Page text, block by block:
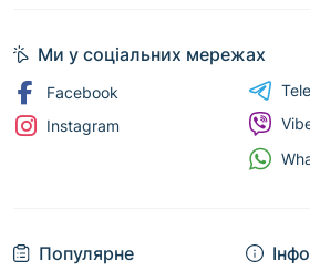
Популярне
Ми у соціальних мережах
Facebook
Instagram